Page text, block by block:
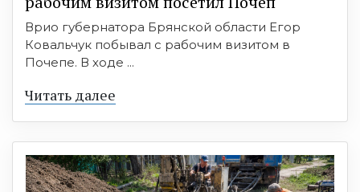
Врио губернатора Брянской области Егор
Ковальчук побывал с рабочим визитом в
Почепе. В ходе ...
Читать далее